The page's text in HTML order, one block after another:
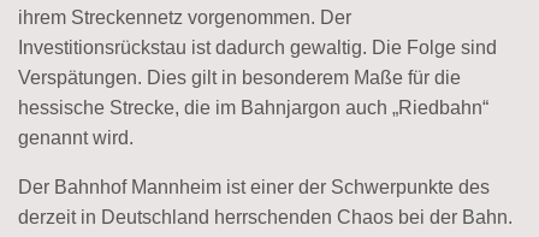
ihrem Streckennetz vorgenommen. Der
Investitionsrückstau ist dadurch gewaltig. Die Folge sind
Verspätungen. Dies gilt in besonderem Maße für die
hessische Strecke, die im Bahnjargon auch „Riedbahn“
genannt wird.
Der Bahnhof Mannheim ist einer der Schwerpunkte des
derzeit in Deutschland herrschenden Chaos bei der Bahn.